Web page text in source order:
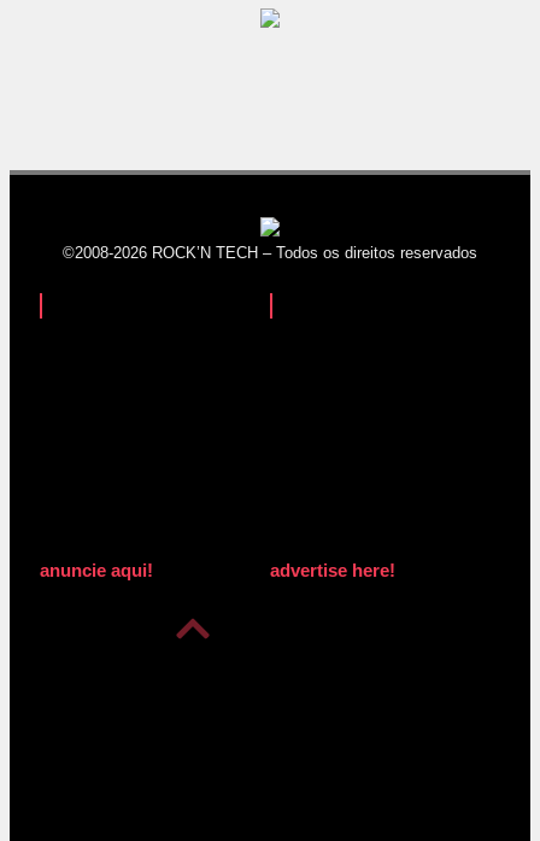
©2008-2026 ROCK’N TECH – Todos os direitos reservados
anuncie aqui! advertise here!